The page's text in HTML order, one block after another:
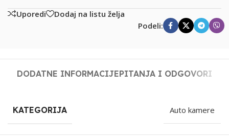
Uporedi
Dodaj na listu želja
Podeli:
DODATNE INFORMACIJEPITANJA I ODGOVORI
KATEGORIJA Auto kamere